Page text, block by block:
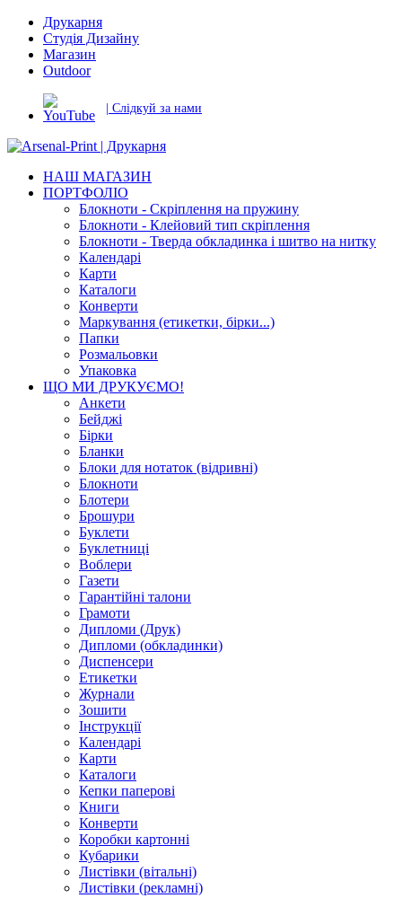
Друкарня
Студія Дизайну
Магазин
Outdoor
| Слідкуй за нами
НАШ МАГАЗИН
ПОРТФОЛІО
Блокноти - Скріплення на пружину
Блокноти - Клейовий тип скріплення
Блокноти - Тверда обкладинка і шитво на нитку
Календарі
Карти
Каталоги
Конверти
Маркування (етикетки, бірки...)
Папки
Розмальовки
Упаковка
ЩО МИ ДРУКУЄМО!
Анкети
Бейджі
Бірки
Бланки
Блоки для нотаток (відривні)
Блокноти
Блотери
Брошури
Буклети
Буклетниці
Воблери
Газети
Гарантійні талони
Грамоти
Дипломи (Друк)
Дипломи (обкладинки)
Диспенсери
Етикетки
Журнали
Зошити
Інструкції
Календарі
Карти
Каталоги
Кепки паперові
Книги
Конверти
Коробки картонні
Кубарики
Листівки (вітальні)
Листівки (рекламні)